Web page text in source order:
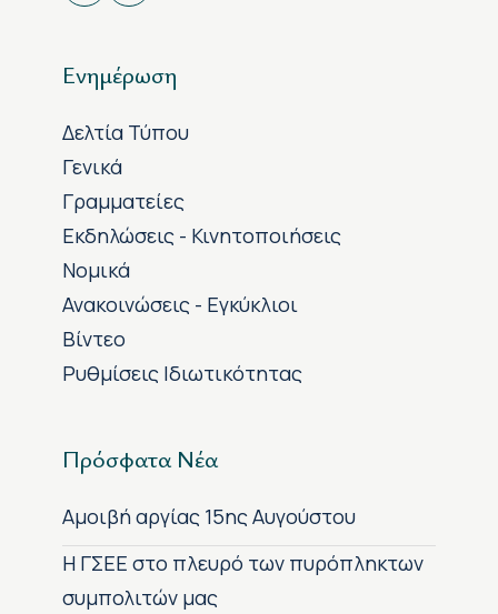
Ενημέρωση
Δελτία Τύπου
Γενικά
Γραμματείες
Εκδηλώσεις - Κινητοποιήσεις
Νομικά
Ανακοινώσεις - Εγκύκλιοι
Βίντεο
Ρυθμίσεις Ιδιωτικότητας
Πρόσφατα Νέα
Αμοιβή αργίας 15ης Αυγούστου
H ΓΣΕΕ στο πλευρό των πυρόπληκτων
συμπολιτών μας